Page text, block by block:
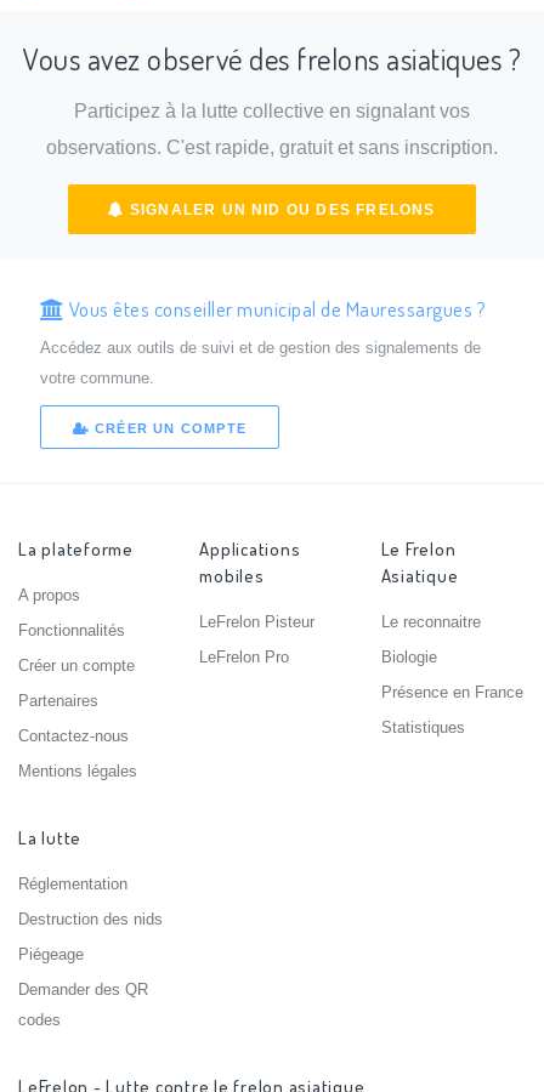
Vous avez observé des frelons asiatiques ?
Participez à la lutte collective en signalant vos
observations. C'est rapide, gratuit et sans inscription.
SIGNALER UN NID OU DES FRELONS
Vous êtes conseiller municipal de Mauressargues ?
Accédez aux outils de suivi et de gestion des signalements de
votre commune.
CRÉER UN COMPTE
La plateforme
A propos
Fonctionnalités
Créer un compte
Partenaires
Contactez-nous
Mentions légales
Applications
mobiles
LeFrelon Pisteur
LeFrelon Pro
Le Frelon
Asiatique
Le reconnaitre
Biologie
Présence en France
Statistiques
La lutte
Réglementation
Destruction des nids
Piégeage
Demander des QR
codes
LeFrelon - Lutte contre le frelon asiatique